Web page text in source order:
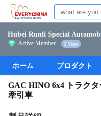
Hubei Runli Special
Active Member 2 Years
ホーム プロダクト
GAC HINO 6x4 トラク
牽引車